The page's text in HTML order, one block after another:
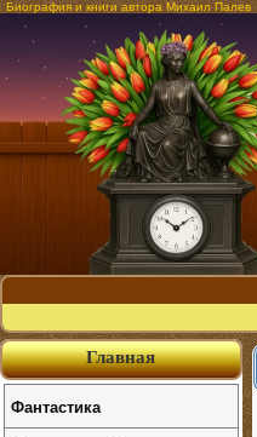
Биография и книги автора Михаил Палев
Главная
Фантастика